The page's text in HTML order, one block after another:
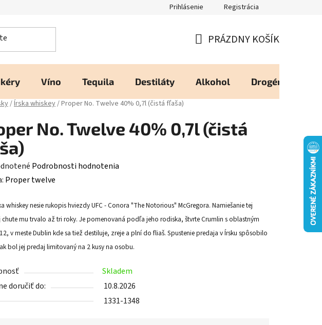
Heureka - Overené Zákazníkmi Zásady používania Cookies
Prihlásenie Registrácia
KOŠÍK
PRÁZDNY KOŠÍK
Víno Tequila Destiláty Alkohol Drogéria
/Írska whiskey/Proper No. Twelve 40% 0,7l (čistá fľaša)
No. Twelve 40% 0,7l (čistá
Podrobnosti hodnotenia
Proper twelve
whiskey nesie rukopis hviezdy UFC - Conora "The Notorious" McGregora. Namiešanie tej
chute mu trvalo až tri roky. Je pomenovaná podľa jeho rodiska, štvrte Crumlin s oblastným
v meste Dublin kde sa tiež destiluje, zreje a plní do fliaš. Spustenie predaja v Írsku spôsobilo
bol jej predaj limitovaný na 2 kusy na osobu.
Skladem
doručiť do:
10.8.2026
1331-1348